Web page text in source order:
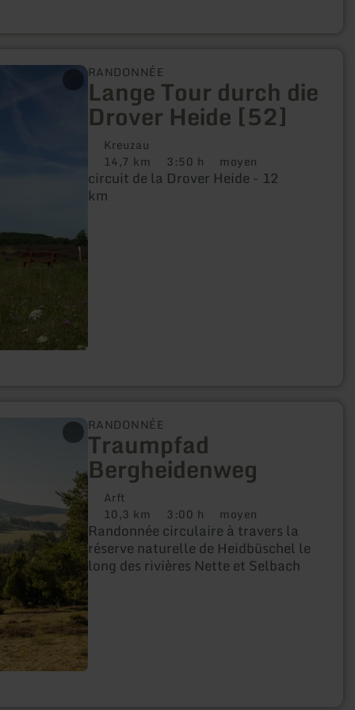
RANDONNÉE
Lange Tour durch die
Drover Heide [52]
Kreuzau
Distance
:
14,7 km Durée
:
3:50 h Difficulté
:
moyen
circuit de la Drover Heide - 12
km
RANDONNÉE
Traumpfad
Bergheidenweg
Arft
Distance
:
10,3 km Durée
:
3:00 h Difficulté
:
moyen
Randonnée circulaire à travers la
réserve naturelle de Heidbüschel le
long des rivières Nette et Selbach